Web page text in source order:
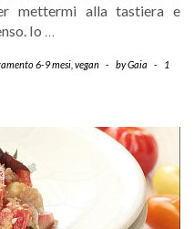
mettermi alla tastiera e
Io …
6-9 mesi vegan - byGaia -
1